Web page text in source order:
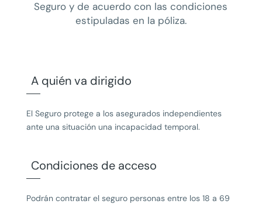
Seguro y de acuerdo con las condiciones
estipuladas en la póliza.
A quién va dirigido
El Seguro protege a los asegurados independientes
ante una situación una incapacidad temporal.
Condiciones de acceso
Podrán contratar el seguro personas entre los 18 a 69